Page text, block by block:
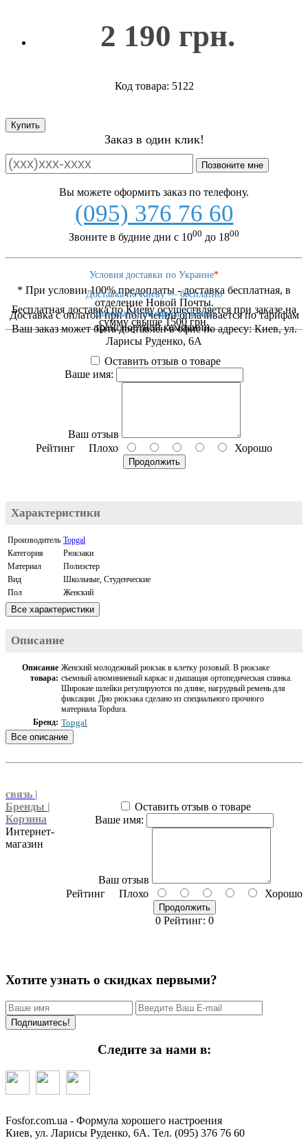
2 190 грн.
Код товара: 5122
Купить
Заказ в один клик!
Позвоните мне
Вы можете оформить заказ по телефону.
(095) 376 76 60
Звоните в будние дни с 1000 до 1800
Условия доставки по Украине*
* При условии 100% предоплаты - доставка бесплатная, в
отделение Новой Почты.
Доставка с оплатой при получении оплачивается по тарифам
транспортной компании.
Доставка по Киеву — бесплатно
Бесплатная доставка по Киеву осушествляется при заказе на
сумму свыше 1500 грн.
Самовывоз из офиса в Киеве
Ваш заказ может быть доставлен в офис по адресу: Киев, ул.
Ларисы Руденко, 6А
Оставить отзыв о товаре
Ваше имя:
Ваш отзыв
Рейтинг Плохо Хорошо
Продолжить
Характеристики
Производитель Topgal
Категория
Рюкзаки
Материал
Полиэстер
Вид
Школьные, Студенческие
Пол
Женский
Цвет
Розовый
Подходит для
Все характеристики
Описание
Описание
товара:
Женский молодежный рюкзак в клетку розовый. В рюкзаке
съемный алюминиевый каркас и дышащая ортопедическая спинка.
Широкие шлейки регулируются по длине, нагрудный ремень для
фиксации. Дно рюкзака сделано из специального прочного
материала Topdura.
Бренд: Topgal
Материал: Полиэстер
Внутренняя Два основных отделения, карманы сбоку. Два кармана
Габариты:
Объем:
Вес:
Все описание
Оставить отзыв о товаре
Ваше имя:
Ваш отзыв
Рейтинг Плохо Хорошо
Продолжить
0 Рейтинг: 0
Хотите узнать о скидках первыми?
Подпишитесь!
Следите за нами в:
связь |
Бренды |
Корзина
Интернет-
магазин
Fosfor.com.ua - Формула хорошего настроения
Киев, ул. Ларисы Руденко, 6А. Тел. (095) 376 76 60